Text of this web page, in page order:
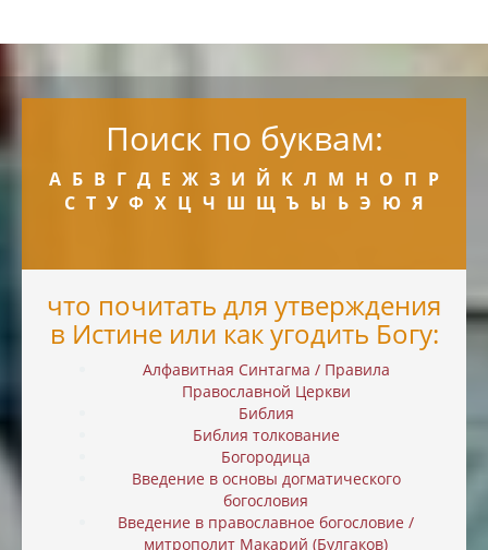
Поиск по буквам:
А Б В Г Д Е Ж З И Й К Л М Н О П Р
С Т У Ф Х Ц Ч Ш Щ Ъ Ы Ь Э Ю Я
что почитать для утверждения
в Истине или как угодить Богу:
Алфавитная Синтагма / Правила
Православной Церкви
Библия
Библия толкование
Богородица
Введение в основы догматического
богословия
Введение в православное богословие /
митрополит Макарий (Булгаков)